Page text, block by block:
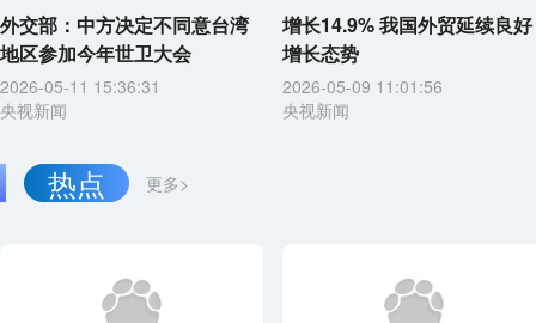
外交部：中方决定不同意台湾
地区参加今年世卫大会
2026-05-11 15:36:31
央视新闻
增长14.9% 我国外贸延续良好
增长态势
2026-05-09 11:01:56
央视新闻
更多>
热点